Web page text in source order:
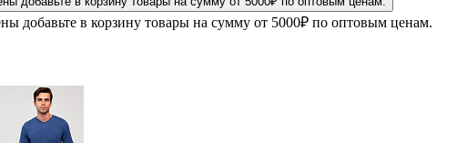
добавьте в корзину товары на сумму от 5000₽ по оптовым ценам.